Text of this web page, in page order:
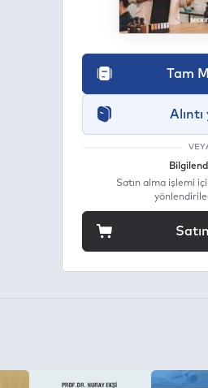
Tam
Satın alma işlemi